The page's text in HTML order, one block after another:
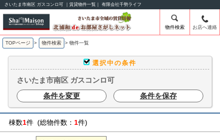
さいたま市南区 ガスコンロ可 ｜賃貸物件一覧｜ 有限会社千勢ライフ
物件検索 お店へ連絡
TOPページ > 物件検索 > 物件一覧
選択中の条件
さいたま市南区 ガスコンロ可
条件を変更
条件を保存
棟数1件 (総物件数： 1件)